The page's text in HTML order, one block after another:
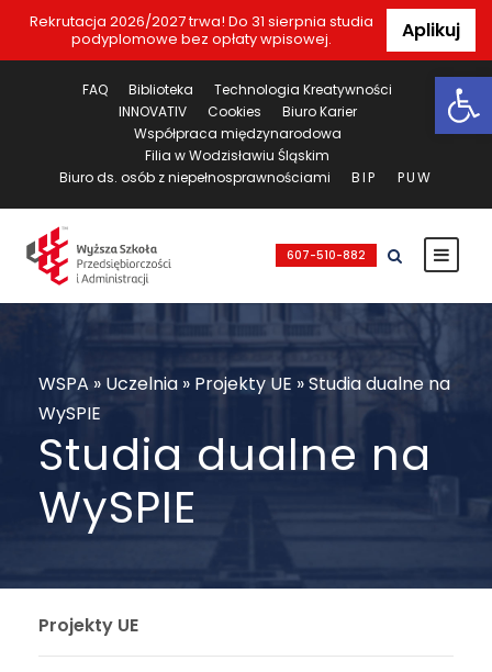
Rekrutacja 2026/2027 trwa! Do 31 sierpnia studia
podyplomowe bez opłaty wpisowej.
Aplikuj
FAQ Biblioteka
Technologia Kreatywności
INNOVATIV
Cookies
Biuro Karier
Współpraca międzynarodowa
Filia w Wodzisławiu Śląskim
Biuro ds. osób z niepełnosprawnościami
BIP PUW
607-510-882
WSPA » Uczelnia » Projekty UE »Studia dualne na
WySPIE
Studia dualne na
WySPIE
Projekty UE